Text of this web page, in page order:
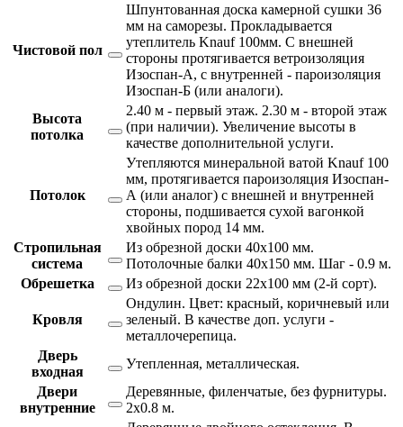
Чистовой пол
Шпунтованная доска камерной сушки 36
мм на саморезы. Прокладывается
утеплитель Knauf 100мм. С внешней
стороны протягивается ветроизоляция
Изоспан-А, с внутренней - пароизоляция
Изоспан-Б (или аналоги).
Высота
потолка
2.40 м - первый этаж. 2.30 м - второй этаж
(при наличии). Увеличение высоты в
качестве дополнительной услуги.
Потолок
Утепляются минеральной ватой Knauf 100
мм, протягивается пароизоляция Изоспан-
А (или аналог) с внешней и внутренней
стороны, подшивается сухой вагонкой
хвойных пород 14 мм.
Стропильная
система
Из обрезной доски 40х100 мм.
Потолочные балки 40х150 мм. Шаг - 0.9 м.
Обрешетка
Из обрезной доски 22х100 мм (2-й сорт).
Кровля
Ондулин. Цвет: красный, коричневый или
зеленый. В качестве доп. услуги -
металлочерепица.
Дверь
входная
Утепленная, металлическая.
Двери
внутренние
Деревянные, филенчатые, без фурнитуры.
2х0.8 м.